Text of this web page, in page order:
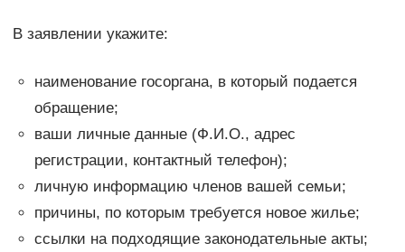
В заявлении укажите:
наименование госоргана, в который подается
обращение;
ваши личные данные (Ф.И.О., адрес
регистрации, контактный телефон);
личную информацию членов вашей семьи;
причины, по которым требуется новое жилье;
ссылки на подходящие законодательные акты;